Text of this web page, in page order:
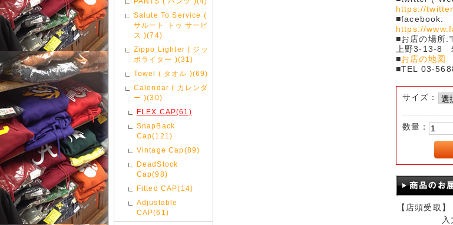
Salute To Service (
サルート トゥ サービ
ス )(74)
Zippo Lighter ( ジッ
ポライター )(31)
Towel ( タオル )(69)
Calendar ( カレンダ
ー )(30)
FLEX CAP(61)
SnapBack
Cap(121)
Vintage Cap(89)
DeadStock
Cap(98)
Fitted CAP(14)
Adjustable
CAP(61)
https://
■facebook:
https://
■お店の場所
上野3-13-8
■お店の地図
■TEL 03-
サイズ：
数量：
【店頭受取】